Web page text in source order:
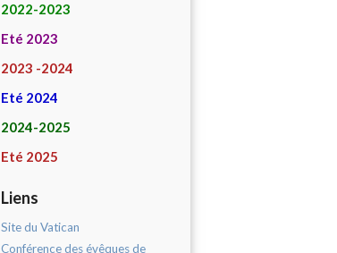
2022-2023
Eté 2023
2023 -2024
Eté 2024
2024-2025
Eté 2025
Liens
Site du Vatican
Conférence des évêques de